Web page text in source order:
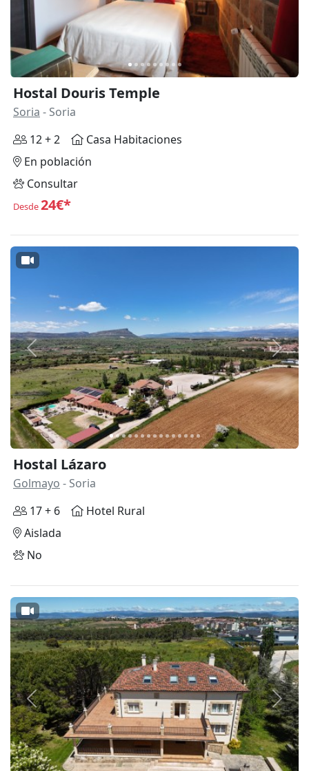
Hostal Douris Temple
Soria - Soria
12 + 2
Casa Habitaciones
En población
Consultar
Desde24€*
Anterior
Hostal Lázaro
Golmayo - Soria
17 + 6
Hotel Rural
Aislada
No
Anterior